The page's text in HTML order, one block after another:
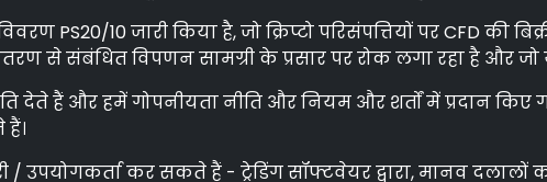
PS20/10 जारी किया है, जो क्रिप्टो परिसंपत्तियों पर CFD की
से संबंधित विपणन सामग्री के प्रसार पर रोक लगा रहा है और
हैं और हमें गोपनीयता नीति और नियम और शर्तों में प्रदान किए
/ उपयोगकर्ता कर सकते हैं - ट्रेडिंग सॉफ्टवेयर द्वारा, मानव